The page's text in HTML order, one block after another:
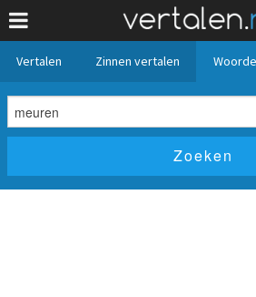
Vertalen Zinnen vertalen